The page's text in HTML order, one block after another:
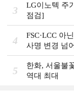
3
LG이노텍 주
점검]
4
FSC·LCC 아
사명 변경 넘
5
한화, 서울불
역대 최대